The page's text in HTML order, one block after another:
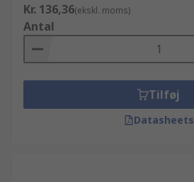
Kr. 136,36(ekskl. moms)
Antal
Tilføj
Datasheets